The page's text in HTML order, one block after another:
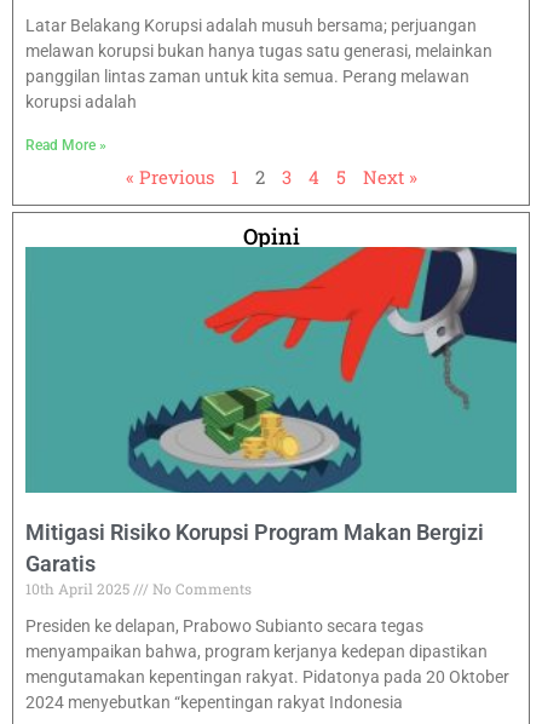
Latar Belakang Korupsi adalah musuh bersama; perjuangan
melawan korupsi bukan hanya tugas satu generasi, melainkan
panggilan lintas zaman untuk kita semua. Perang melawan
korupsi adalah
Read More »
« Previous 1 2 3 4 5 Next »
Opini
Mitigasi Risiko Korupsi Program Makan Bergizi
Garatis
10th April 2025
No Comments
Presiden ke delapan, Prabowo Subianto secara tegas
menyampaikan bahwa, program kerjanya kedepan dipastikan
mengutamakan kepentingan rakyat. Pidatonya pada 20 Oktober
2024 menyebutkan “kepentingan rakyat Indonesia